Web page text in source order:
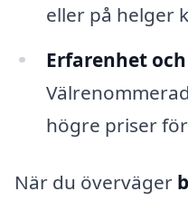
eller på helger
Erfarenhet
högre priser
När du överväger